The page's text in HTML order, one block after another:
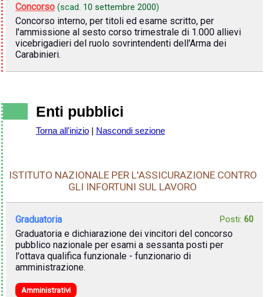
Concorso (scad. 10 settembre 2000)
Concorso interno, per titoli ed esame scritto, per
l'ammissione al sesto corso trimestrale di 1.000 allievi
vicebrigadieri del ruolo sovrintendenti dell'Arma dei
Carabinieri.
Enti pubblici
Torna all'inizio| Nascondi sezione
ISTITUTO NAZIONALE PER L'ASSICURAZIONE CONTRO
GLI INFORTUNI SUL LAVORO
Graduatoria Posti: 60
Graduatoria e dichiarazione dei vincitori del concorso
pubblico nazionale per esami a sessanta posti per
l'ottava qualifica funzionale - funzionario di
amministrazione.
Amministrativi